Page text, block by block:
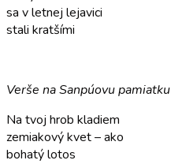
sa v letnej lejavici
stali kratšími
Verše na Sanpúovu pamiatku
Na tvoj hrob kladiem
zemiakový kvet – ako
bohatý lotos